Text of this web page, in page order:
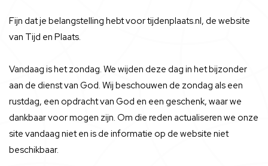
Fijn dat je belangstelling hebt voor tijdenplaats.nl, de website
van Tijd en Plaats.
Vandaag is het zondag. We wijden deze dag in het bijzonder
aan de dienst van God. Wij beschouwen de zondag als een
rustdag, een opdracht van God en een geschenk, waar we
dankbaar voor mogen zijn. Om die reden actualiseren we onze
site vandaag niet en is de informatie op de website niet
beschikbaar.